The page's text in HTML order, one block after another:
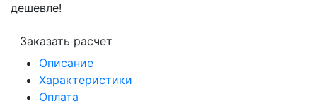
дешевле!
Заказать расчет
Описание
Характеристики
Оплата